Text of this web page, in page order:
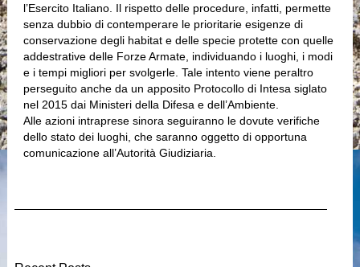
l’Esercito Italiano. Il rispetto delle procedure, infatti, permette
senza dubbio di contemperare le prioritarie esigenze di
conservazione degli habitat e delle specie protette con quelle
addestrative delle Forze Armate, individuando i luoghi, i modi
e i tempi migliori per svolgerle. Tale intento viene peraltro
perseguito anche da un apposito Protocollo di Intesa siglato
nel 2015 dai Ministeri della Difesa e dell’Ambiente.
Alle azioni intraprese sinora seguiranno le dovute verifiche
dello stato dei luoghi, che saranno oggetto di opportuna
comunicazione all’Autorità Giudiziaria.